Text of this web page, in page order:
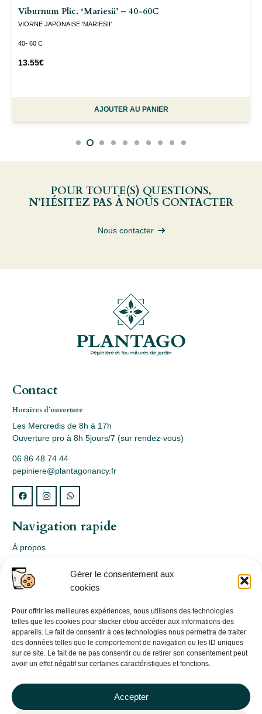
Gérer le consentement aux
cookies
Pour offrir les meilleures expériences, nous utilisons des technologies
telles que les cookies pour stocker et/ou accéder aux informations des
appareils. Le fait de consentir à ces technologies nous permettra de traiter
des données telles que le comportement de navigation ou les ID uniques
sur ce site. Le fait de ne pas consentir ou de retirer son consentement peut
avoir un effet négatif sur certaines caractéristiques et fonctions.
Accepter
Viburnum Plic. ‘Mariesii’ – 40-60C
VIORNE JAPONAISE 'MARIESII'
40- 60 C
13.55€
AJOUTER AU PANIER
POUR TOUTE(S) QUESTIONS,
N’HÉSITEZ PAS À NOUS CONTACTER
Nous contacter
Contact
Horaires d’ouverture
Les Mercredis de 8h à 17h
Ouverture pro à 8h 5jours/7 (sur rendez-vous)
06 86 48 74 44
pepiniere@plantagonancy.fr
Navigation rapide
À propos
Webshop
Nos produits
Conception
Consultation
Contact
Informations légales
Politique de confidentialité
Politique de cookies (UE)